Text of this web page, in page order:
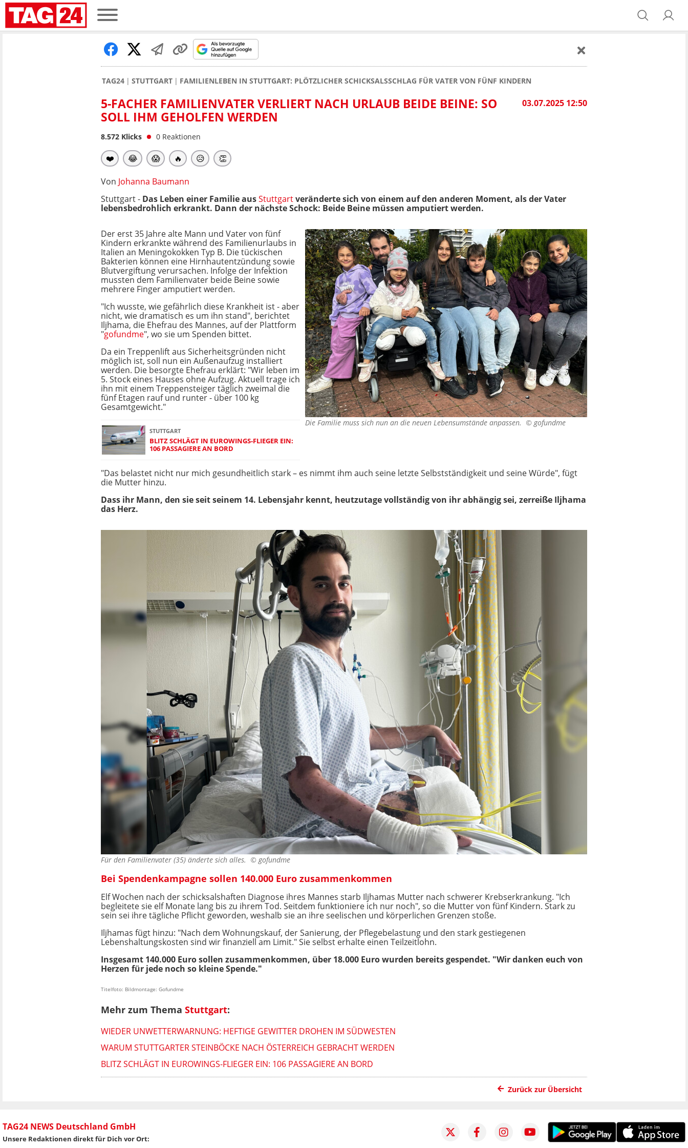
TAG24 STUTTGART FAMILIENLEBEN IN STUTTGART: PLÖTZLICHER SCHICKSALSSCHLAG FÜR VATER VON FÜNF KINDERN
03.07.2025 12:50
5-FACHER FAMILIENVATER VERLIERT NACH URLAUB BEIDE BEINE: SO
SOLL IHM GEHOLFEN WERDEN
8.572 Klicks 0 Reaktionen
❤️ 😂 😱 🔥 😥 👏
Von Johanna Baumann
Stuttgart - Das Leben einer Familie ausStuttgartveränderte sich von einem auf den anderen Moment, als der Vater
lebensbedrohlich erkrankt. Dann der nächste Schock: Beide Beine müssen amputiert werden.
Die Familie muss sich nun an die neuen Lebensumstände anpassen. ©gofundme
Der erst 35 Jahre alte Mann und Vater von fünf
Kindern erkrankte während des Familienurlaubs in
Italien an Meningokokken Typ B. Die tückischen
Bakterien können eine Hirnhautentzündung sowie
Blutvergiftung verursachen. Infolge der Infektion
mussten dem Familienvater beide Beine sowie
mehrere Finger amputiert werden.
"Ich wusste, wie gefährlich diese Krankheit ist - aber
nicht, wie dramatisch es um ihn stand", berichtet
Iljhama, die Ehefrau des Mannes, auf der Plattform
"gofundme", wo sie um Spenden bittet.
Da ein Treppenlift aus Sicherheitsgründen nicht
möglich ist, soll nun ein Außenaufzug installiert
werden. Die besorgte Ehefrau erklärt: "Wir leben im
5. Stock eines Hauses ohne Aufzug. Aktuell trage ich
ihn mit einem Treppensteiger täglich zweimal die
fünf Etagen rauf und runter - über 100 kg
Gesamtgewicht."
STUTTGART
BLITZ SCHLÄGT IN EUROWINGS-FLIEGER EIN:
106 PASSAGIERE AN BORD
"Das belastet nicht nur mich gesundheitlich stark – es nimmt ihm auch seine letzte Selbstständigkeit und seine Würde", fügt
die Mutter hinzu.
Dass ihr Mann, den sie seit seinem 14. Lebensjahr kennt, heutzutage vollständig von ihr abhängig sei, zerreiße Iljhama
das Herz.
Für den Familienvater (35) änderte sich alles. ©gofundme
Bei Spendenkampagne sollen 140.000 Euro zusammenkommen
Elf Wochen nach der schicksalshaften Diagnose ihres Mannes starb Iljhamas Mutter nach schwerer Krebserkrankung. "Ich
begleitete sie elf Monate lang bis zu ihrem Tod. Seitdem funktioniere ich nur noch", so die Mutter von fünf Kindern. Stark zu
sein sei ihre tägliche Pflicht geworden, weshalb sie an ihre seelischen und körperlichen Grenzen stoße.
Iljhamas fügt hinzu: "Nach dem Wohnungskauf, der Sanierung, der Pflegebelastung und den stark gestiegenen
Lebenshaltungskosten sind wir finanziell am Limit." Sie selbst erhalte einen Teilzeitlohn.
Insgesamt 140.000 Euro sollen zusammenkommen, über 18.000 Euro wurden bereits gespendet. "Wir danken euch von
Herzen für jede noch so kleine Spende."
Titelfoto: Bildmontage: Gofundme
Mehr zum Thema Stuttgart:
WIEDER UNWETTERWARNUNG: HEFTIGE GEWITTER DROHEN IM SÜDWESTEN
WARUM STUTTGARTER STEINBÖCKE NACH ÖSTERREICH GEBRACHT WERDEN
BLITZ SCHLÄGT IN EUROWINGS-FLIEGER EIN: 106 PASSAGIERE AN BORD
Zurück zur Übersicht
TAG24 NEWS Deutschland GmbH
Unsere Redaktionen direkt für Dich vor Ort: